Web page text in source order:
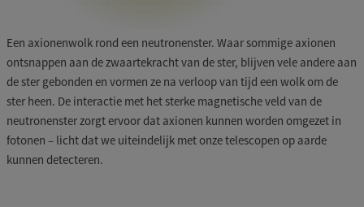
Een axionenwolk rond een neutronenster. Waar sommige axionen
ontsnappen aan de zwaartekracht van de ster, blijven vele andere aan
de ster gebonden en vormen ze na verloop van tijd een wolk om de
ster heen. De interactie met het sterke magnetische veld van de
neutronenster zorgt ervoor dat axionen kunnen worden omgezet in
fotonen – licht dat we uiteindelijk met onze telescopen op aarde
kunnen detecteren.